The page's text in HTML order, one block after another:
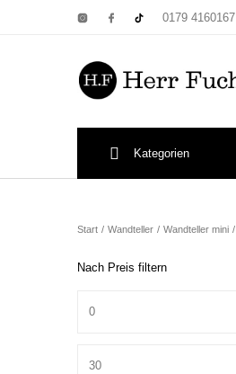
0179 4160167
Kategorien
Start / Wandteller / Wandteller mini /
Nach Preis filtern